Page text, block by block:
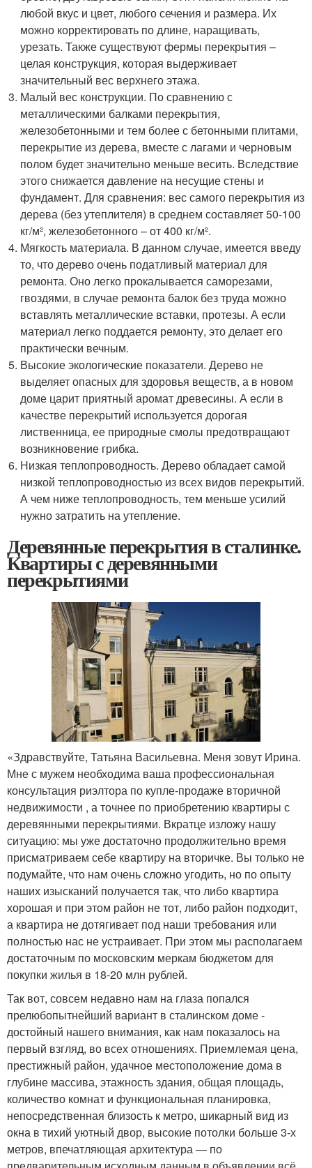
любой вкус и цвет, любого сечения и размера. Их
можно корректировать по длине, наращивать,
урезать. Также существуют фермы перекрытия –
целая конструкция, которая выдерживает
значительный вес верхнего этажа.
Малый вес конструкции. По сравнению с
металлическими балками перекрытия,
железобетонными и тем более с бетонными плитами,
перекрытие из дерева, вместе с лагами и черновым
полом будет значительно меньше весить. Вследствие
этого снижается давление на несущие стены и
фундамент. Для сравнения: вес самого перекрытия из
дерева (без утеплителя) в среднем составляет 50-100
кг/м², железобетонного – от 400 кг/м².
Мягкость материала. В данном случае, имеется введу
то, что дерево очень податливый материал для
ремонта. Оно легко прокалывается саморезами,
гвоздями, в случае ремонта балок без труда можно
вставлять металлические вставки, протезы. А если
материал легко поддается ремонту, это делает его
практически вечным.
Высокие экологические показатели. Дерево не
выделяет опасных для здоровья веществ, а в новом
доме царит приятный аромат древесины. А если в
качестве перекрытий используется дорогая
лиственница, ее природные смолы предотвращают
возникновение грибка.
Низкая теплопроводность. Дерево обладает самой
низкой теплопроводностью из всех видов перекрытий.
А чем ниже теплопроводность, тем меньше усилий
нужно затратить на утепление.
Деревянные перекрытия в сталинке.
Квартиры с деревянными
перекрытиями
«Здравствуйте, Татьяна Васильевна. Меня зовут Ирина.
Мне с мужем необходима ваша профессиональная
консультация риэлтора по купле-продаже вторичной
недвижимости , а точнее по приобретению квартиры с
деревянными перекрытиями. Вкратце изложу нашу
ситуацию: мы уже достаточно продолжительно время
присматриваем себе квартиру на вторичке. Вы только не
подумайте, что нам очень сложно угодить, но по опыту
наших изысканий получается так, что либо квартира
хорошая и при этом район не тот, либо район подходит,
а квартира не дотягивает под наши требования или
полностью нас не устраивает. При этом мы располагаем
достаточным по московским меркам бюджетом для
покупки жилья в 18-20 млн рублей.
Так вот, совсем недавно нам на глаза попался
прелюбопытнейший вариант в сталинском доме -
достойный нашего внимания, как нам показалось на
первый взгляд, во всех отношениях. Приемлемая цена,
престижный район, удачное местоположение дома в
глубине массива, этажность здания, общая площадь,
количество комнат и функциональная планировка,
непосредственная близость к метро, шикарный вид из
окна в тихий уютный двор, высокие потолки больше 3-х
метров, впечатляющая архитектура — по